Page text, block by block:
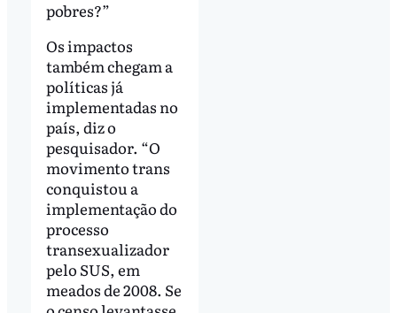
pobres?”
Os impactos
também chegam a
políticas já
implementadas no
país, diz o
pesquisador. “O
movimento trans
conquistou a
implementação do
processo
transexualizador
pelo SUS, em
meados de 2008. Se